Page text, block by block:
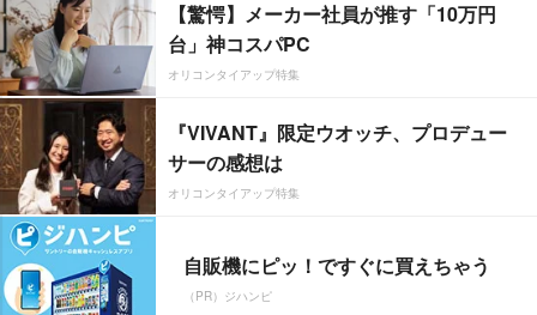
【驚愕】メーカー社員が推す「10万円
台」神コスパPC
オリコンタイアップ特集
『VIVANT』限定ウオッチ、プロデュー
サーの感想は
オリコンタイアップ特集
自販機にピッ！ですぐに買えちゃう
（PR）ジハンピ